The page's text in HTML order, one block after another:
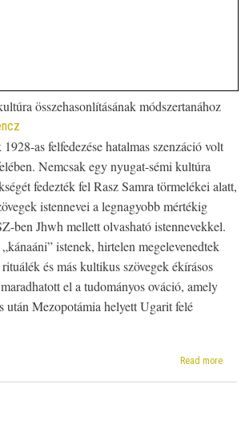
összehasonlításának módszertanához
as felfedezése hatalmas szenzáció volt
Nemcsak egy nyugat-sémi kultúra
fedezték fel Rasz Samra törmelékei alatt,
istennevei a legnagyobb mértékig
ben Jhwh mellett olvasható istennevekkel.
istenek, hirtelen megelevenedtek
és más kultikus szövegek ékírásos
el a tudományos ováció, amely
után Mezopotámia helyett Ugarit felé
Read moreabout